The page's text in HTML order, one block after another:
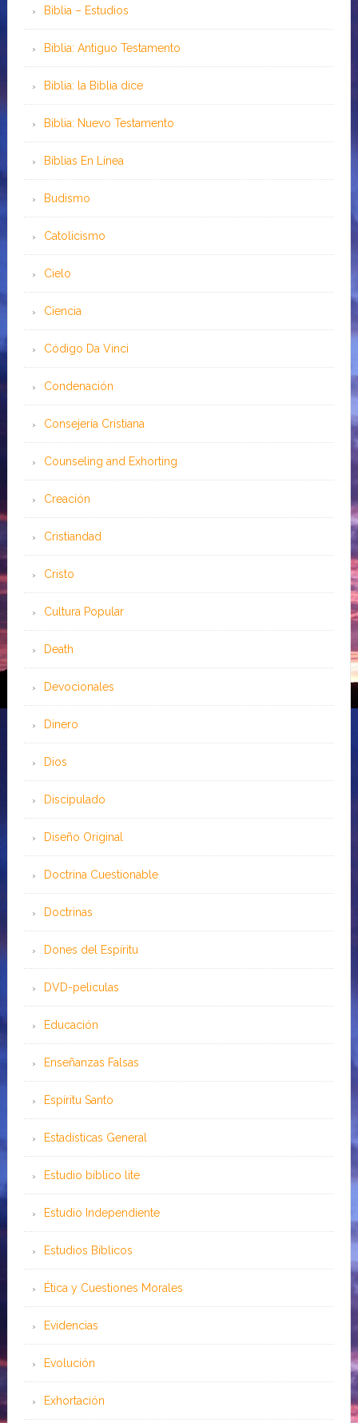
Biblia – Estudios
Biblia: Antiguo Testamento
Biblia: la Biblia dice
Biblia: Nuevo Testamento
Bíblias En Línea
Budismo
Catolicismo
Cielo
Ciencia
Código Da Vinci
Condenación
Consejería Cristiana
Counseling and Exhorting
Creación
Cristiandad
Cristo
Cultura Popular
Death
Devocionales
Dinero
Dios
Discipulado
Diseño Original
Doctrina Cuestionable
Doctrinas
Dones del Espíritu
DVD-peliculas
Educación
Enseñanzas Falsas
Espíritu Santo
Estadísticas General
Estudio bíblico lite
Estudio Independiente
Estudios Bíblicos
Ética y Cuestiones Morales
Evidencias
Evolución
Exhortación